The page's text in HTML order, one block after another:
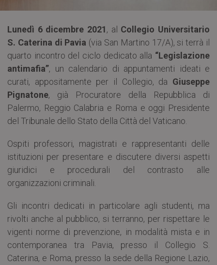
Lunedì 6 dicembre 2021, al Collegio Universitario
S. Caterina di Pavia (via San Martino 17/A), si terrà il
quarto incontro del ciclo dedicato alla “Legislazione
antimafia”, un calendario di appuntamenti ideati e
curati, appositamente per il Collegio, da Giuseppe
Pignatone, già Procuratore della Repubblica di
Palermo, Reggio Calabria e Roma e oggi Presidente
del Tribunale dello Stato della Città del Vaticano.
Ospiti professori, magistrati e rappresentanti delle
istituzioni per presentare e discutere diversi aspetti
giuridici e procedurali del contrasto alle
organizzazioni criminali.
Gli incontri dedicati in particolare agli studenti, ma
rivolti anche al pubblico, si terranno, per rispettare le
vigenti norme di prevenzione, in modalità mista e in
contemporanea tra Pavia, presso il Collegio S.
Caterina, e Roma, presso la sede della Regione Lazio,